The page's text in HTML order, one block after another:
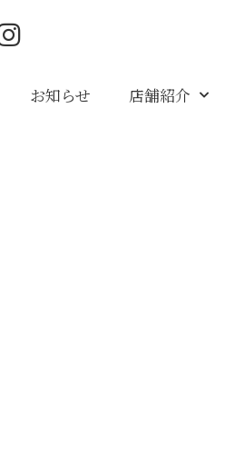
お知らせ 店舗紹介